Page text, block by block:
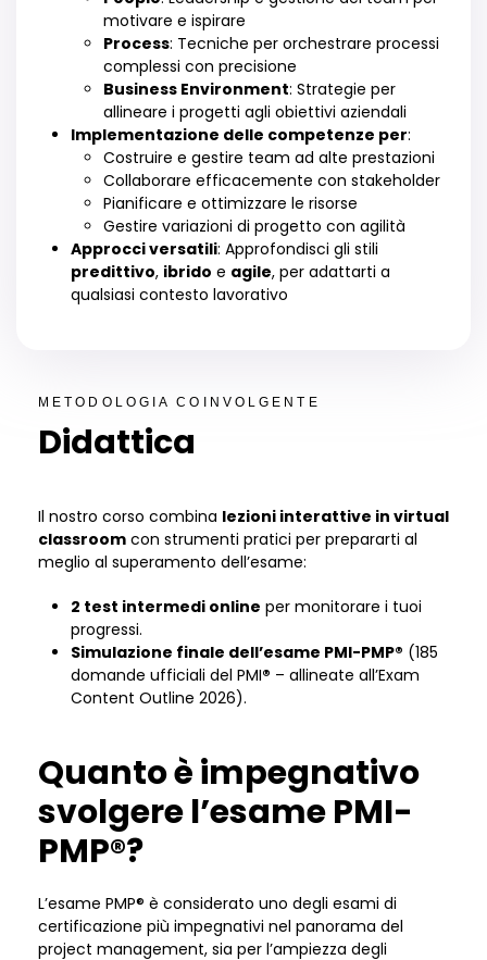
motivare e ispirare
Process: Tecniche per orchestrare processi
complessi con precisione
Business Environment: Strategie per
allineare i progetti agli obiettivi aziendali
Implementazione delle competenze per:
Costruire e gestire team ad alte prestazioni
Collaborare efficacemente con stakeholder
Pianificare e ottimizzare le risorse
Gestire variazioni di progetto con agilità
Approcci versatili: Approfondisci gli stili
predittivo, ibrido e agile, per adattarti a
qualsiasi contesto lavorativo
METODOLOGIA COINVOLGENTE
Didattica
Il nostro corso combina lezioni interattive in virtual
classroom con strumenti pratici per prepararti al
meglio al superamento dell’esame:
2 test intermedi online per monitorare i tuoi
progressi.
Simulazione finale dell’esame PMI-PMP® (185
domande ufficiali del PMI® – allineate all’Exam
Content Outline 2026).
Quanto è impegnativo
svolgere l’esame PMI-
PMP®?
L’esame PMP® è considerato uno degli esami di
certificazione più impegnativi nel panorama del
project management, sia per l’ampiezza degli